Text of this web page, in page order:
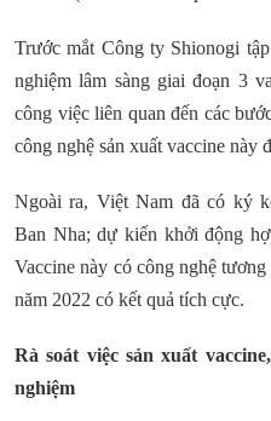
Trước mắt Công ty Shionogi
nghiệm lâm sàng giai đoạn 3
công việc liên quan đến các
công nghệ sản xuất vaccine này
Ngoài ra, Việt Nam đã có ký
Ban Nha; dự kiến khởi động
Vaccine này có công nghệ
năm 2022 có kết quả tích cực.
Rà soát việc sản xuất
nghiệm